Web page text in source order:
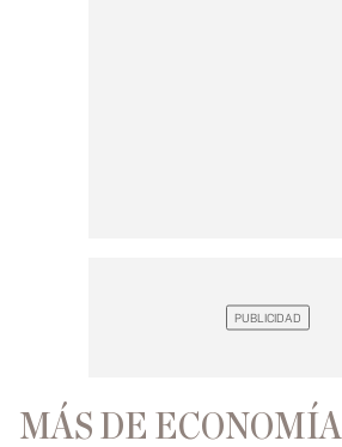
MÁS DE ECONOMÍA